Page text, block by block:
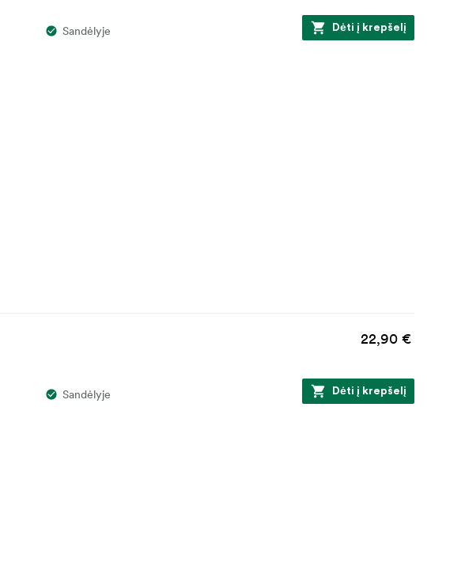
Sandėlyje Dėti į krepšelį
22,90 €
Sandėlyje Dėti į krepšelį